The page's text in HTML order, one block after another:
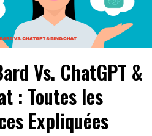
Vs. ChatGPT &
: Toutes les
Expliquées